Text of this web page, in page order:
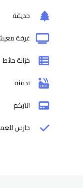
حديقة
غرفة
خزانة حائط
تدفئة
انتركم
حارس